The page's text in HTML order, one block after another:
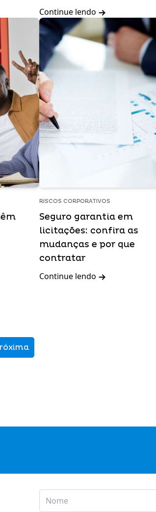
Continue lendo
RISCOS CORPORATIVOS
Seguro garantia em
licitações: confira as
mudanças e por que
contratar
Continue lendo